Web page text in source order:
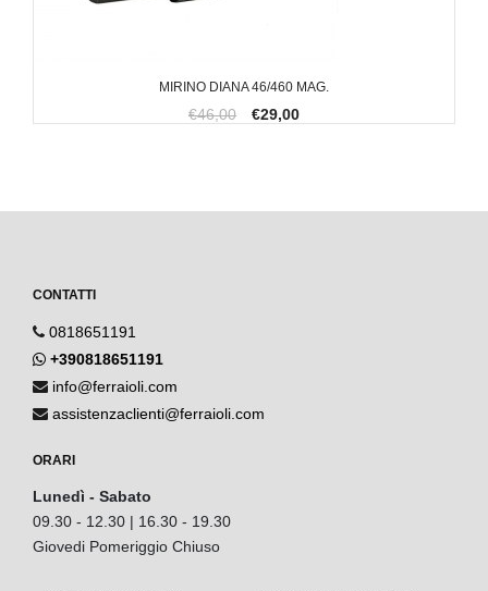
MIRINO DIANA 46/460 MAG.
€46,00 €29,00
CONTATTI
0818651191
+390818651191
info@ferraioli.com
assistenzaclienti@ferraioli.com
ORARI
Lunedì - Sabato
09.30 - 12.30 | 16.30 - 19.30
Giovedi Pomeriggio Chiuso